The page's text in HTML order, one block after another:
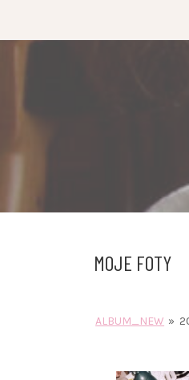
MOJE FOTY
ALBUM_NEW »